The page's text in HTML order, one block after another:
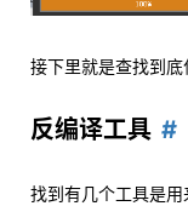
接下里就是查找到
反编译工具
找到有几个工具是用